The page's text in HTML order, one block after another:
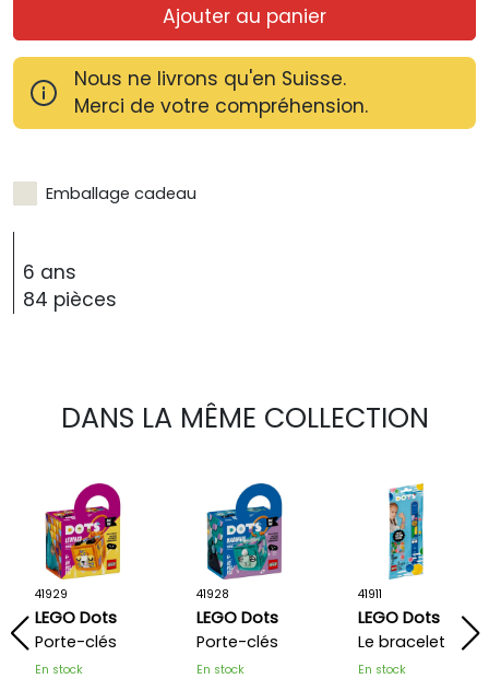
Ajouter au panier
Nous ne livrons qu'en Suisse.
Merci de votre compréhension.
Emballage cadeau
6 ans
84 pièces
DANS LA MÊME COLLECTION
41929
LEGO Dots
Porte-clés
léopard
En stock
41928
LEGO Dots
Porte-clés
narval
En stock
41911
LEGO Dots
Le bracelet
Équipe
En stock